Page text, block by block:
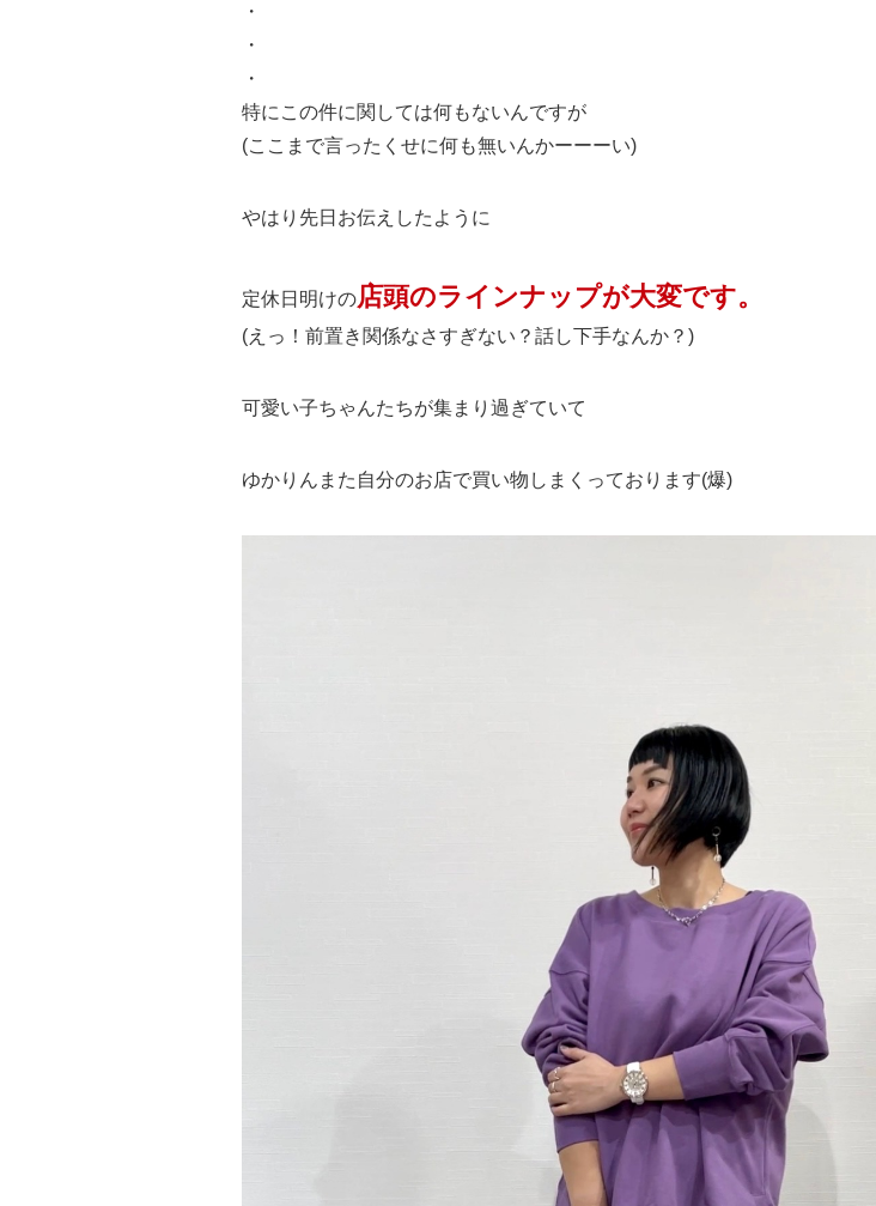
・
・
・
特にこの件に関しては何もないんですが
(ここまで言ったくせに何も無いんかーーーい)
やはり先日お伝えしたように
定休日明けの店頭のラインナップが大変です。
(えっ！前置き関係なさすぎない？話し下手なんか？)
可愛い子ちゃんたちが集まり過ぎていて
ゆかりんまた自分のお店で買い物しまくっております(爆)